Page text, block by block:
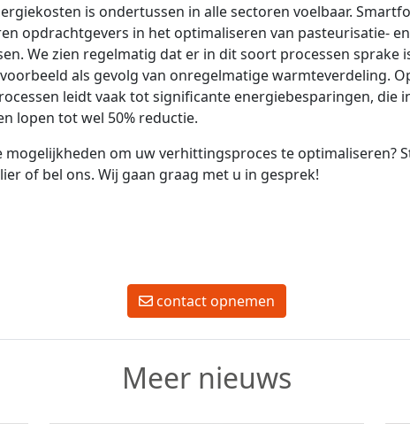
is ondertussen in alle sectoren voelbaar.
opdrachtgevers in het optimaliseren van pasteurisatie- en
We zien regelmatig dat er in dit soort processen sprake
als gevolg van onregelmatige warmteverdeling.
leidt vaak tot significante energiebesparingen, die
lopen tot wel 50% reductie.
mogelijkheden om uw verhittingsproces te optimaliseren?
of bel ons. Wij gaan graag met u in gesprek!
contact opnemen
Meer nieuws